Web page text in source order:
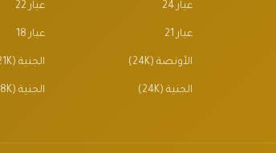
عيار 24 عيار 22
عيار 21 عيار 18
الأونصة (24K) الجنية (21K)
الجنية (24K) الجنية (18K)